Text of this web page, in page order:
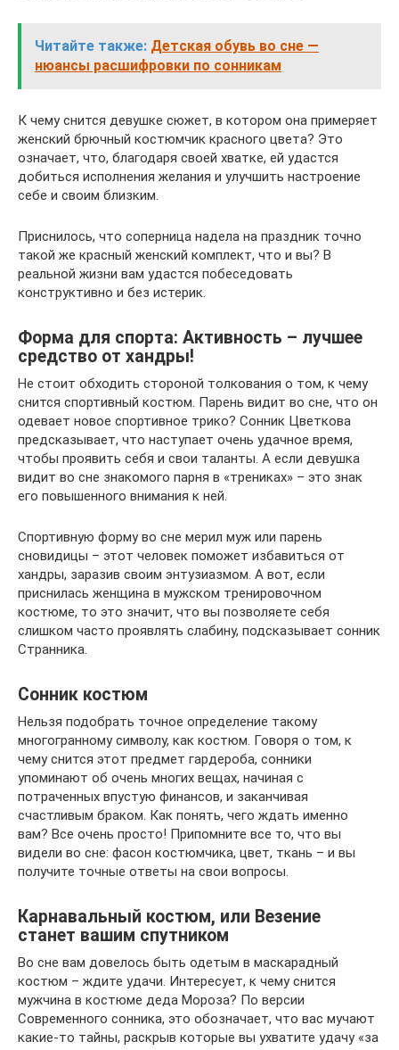
Читайте также: Детская обувь во сне —
нюансы расшифровки по сонникам
К чему снится девушке сюжет, в котором она примеряет
женский брючный костюмчик красного цвета? Это
означает, что, благодаря своей хватке, ей удастся
добиться исполнения желания и улучшить настроение
себе и своим близким.
Приснилось, что соперница надела на праздник точно
такой же красный женский комплект, что и вы? В
реальной жизни вам удастся побеседовать
конструктивно и без истерик.
Форма для спорта: Активность – лучшее
средство от хандры!
Не стоит обходить стороной толкования о том, к чему
снится спортивный костюм. Парень видит во сне, что он
одевает новое спортивное трико? Сонник Цветкова
предсказывает, что наступает очень удачное время,
чтобы проявить себя и свои таланты. А если девушка
видит во сне знакомого парня в «трениках» – это знак
его повышенного внимания к ней.
Спортивную форму во сне мерил муж или парень
сновидицы – этот человек поможет избавиться от
хандры, заразив своим энтузиазмом. А вот, если
приснилась женщина в мужском тренировочном
костюме, то это значит, что вы позволяете себя
слишком часто проявлять слабину, подсказывает сонник
Странника.
Сонник костюм
Нельзя подобрать точное определение такому
многогранному символу, как костюм. Говоря о том, к
чему снится этот предмет гардероба, сонники
упоминают об очень многих вещах, начиная с
потраченных впустую финансов, и заканчивая
счастливым браком. Как понять, чего ждать именно
вам? Все очень просто! Припомните все то, что вы
видели во сне: фасон костюмчика, цвет, ткань – и вы
получите точные ответы на свои вопросы.
Карнавальный костюм, или Везение
станет вашим спутником
Во сне вам довелось быть одетым в маскарадный
костюм – ждите удачи. Интересует, к чему снится
мужчина в костюме деда Мороза? По версии
Современного сонника, это обозначает, что вас мучают
какие-то тайны, раскрыв которые вы ухватите удачу «за